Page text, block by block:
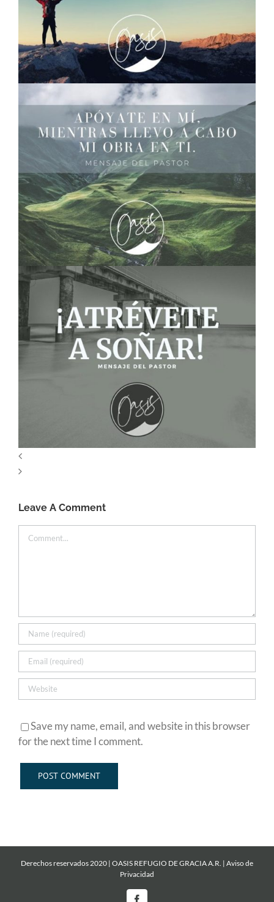
Leave A Comment
Comment
Save my name, email, and website in this browser
for the next time I comment.
Derechos reservados 2020 | OASIS REFUGIO DE GRACIA A.R. | Aviso de
Privacidad